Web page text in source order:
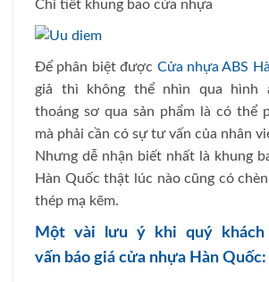
Chi tiết khung bao cửa nhựa
Để phân biệt được Cửa nhựa ABS
giả thì không thể nhìn qua hình
thoáng sơ qua sản phẩm là có thể
mà phải cần có sự tư vấn của nhân
Nhưng dễ nhận biết nhất là khung
Hàn Quốc thật lúc nào cũng có
thép mạ kẽm.
Một vài lưu ý khi quý
vấn báo giá cửa nhựa Hàn Quốc: